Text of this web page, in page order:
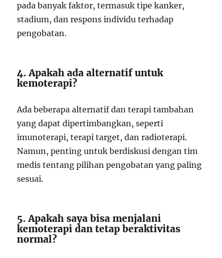
pada banyak faktor, termasuk tipe kanker,
stadium, dan respons individu terhadap
pengobatan.
4. Apakah ada alternatif untuk
kemoterapi?
Ada beberapa alternatif dan terapi tambahan
yang dapat dipertimbangkan, seperti
imunoterapi, terapi target, dan radioterapi.
Namun, penting untuk berdiskusi dengan tim
medis tentang pilihan pengobatan yang paling
sesuai.
5. Apakah saya bisa menjalani
kemoterapi dan tetap beraktivitas
normal?